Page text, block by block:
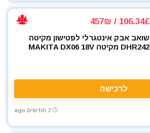
106.34£ / 457₪
שואב אבק אינטגרלי לפטישון מקיטה
DHR242 מקיטה MAKITA DX06 18V
לרכישה
7 חודשים ago